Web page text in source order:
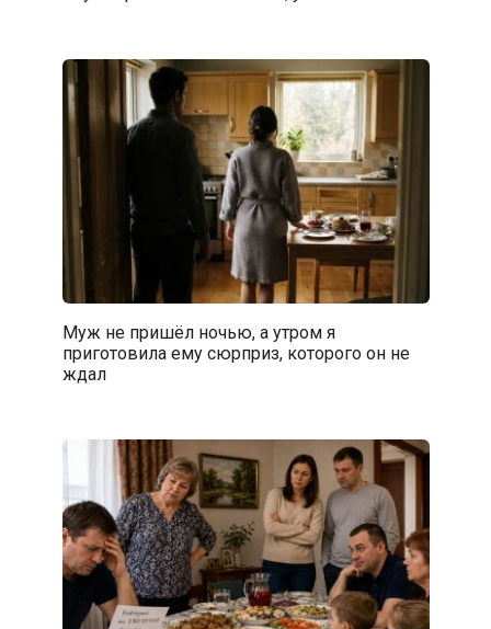
Муж не пришёл ночью, а утром я
приготовила ему сюрприз, которого он не
ждал